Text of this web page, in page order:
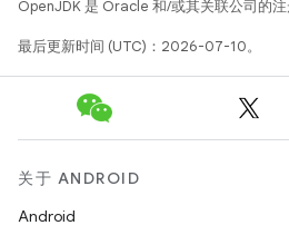
OpenJDK 是 Oracle 和/或其关联公司的注
最后更新时间 (UTC)：2026-07-10。
关于 ANDROID
Android